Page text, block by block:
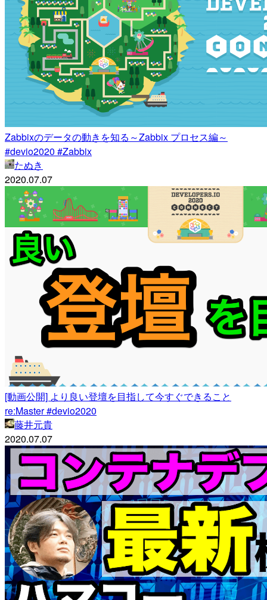
Zabbixのデータの動きを知る～Zabbix プロセス編～
#devio2020 #Zabbix
たぬき
2020.07.07
[動画公開] より良い登壇を目指して今すぐできること
re:Master #devio2020
藤井元貴
2020.07.07